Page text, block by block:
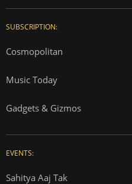
SUBSCRIPTION:
Cosmopolitan
Music Today
Gadgets & Gizmos
EVENTS:
Sahitya Aaj Tak